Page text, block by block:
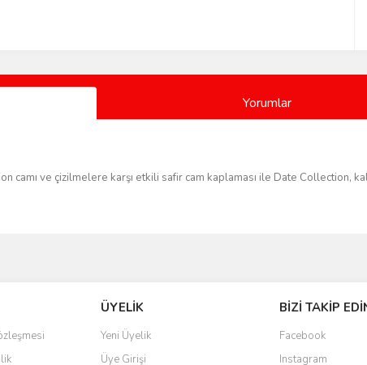
Yorumlar
camı ve çizilmelere karşı etkili safir cam kaplaması ile Date
ÜYELİK
Yeni Üyelik
Üye Girişi
BİZİ TAKİP
Facebook
Instagram